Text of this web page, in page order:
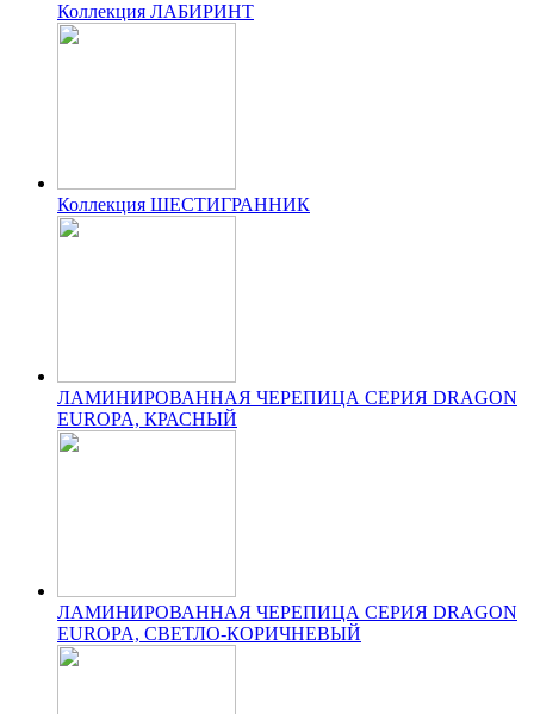
Коллекция ЛАБИРИНТ
Коллекция ШЕСТИГРАННИК
ЛАМИНИРОВАННАЯ ЧЕРЕПИЦА СЕРИЯ DRAGON
EUROPA, КРАСНЫЙ
ЛАМИНИРОВАННАЯ ЧЕРЕПИЦА СЕРИЯ DRAGON
EUROPA, СВЕТЛО-КОРИЧНЕВЫЙ